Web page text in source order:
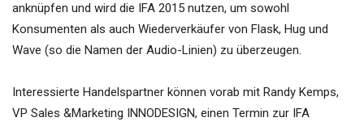
anknüpfen und wird die IFA 2015 nutzen, um sowohl
Konsumenten als auch Wiederverkäufer von Flask, Hug und
Wave (so die Namen der Audio-Linien) zu überzeugen.
Interessierte Handelspartner können vorab mit Randy Kemps,
VP Sales &Marketing INNODESIGN, einen Termin zur IFA